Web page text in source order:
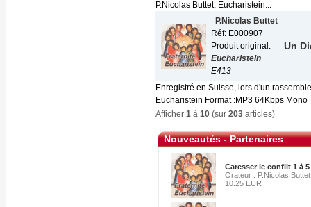
P.Nicolas Buttet, Eucharistein...
P.Nicolas Buttet
Réf: E000907
Produit original:
Eucharistein
E413
Un
Enregistré en Suisse, lors d'un
Eucharistein Format :MP3 64Kbps Mono
Afficher 1 à 10 (sur 203 articles)
Nouveautés - Partenaires
Caresser le conflit 1 à 5
Orateur : P.Nicolas Buttet
10.25 EUR